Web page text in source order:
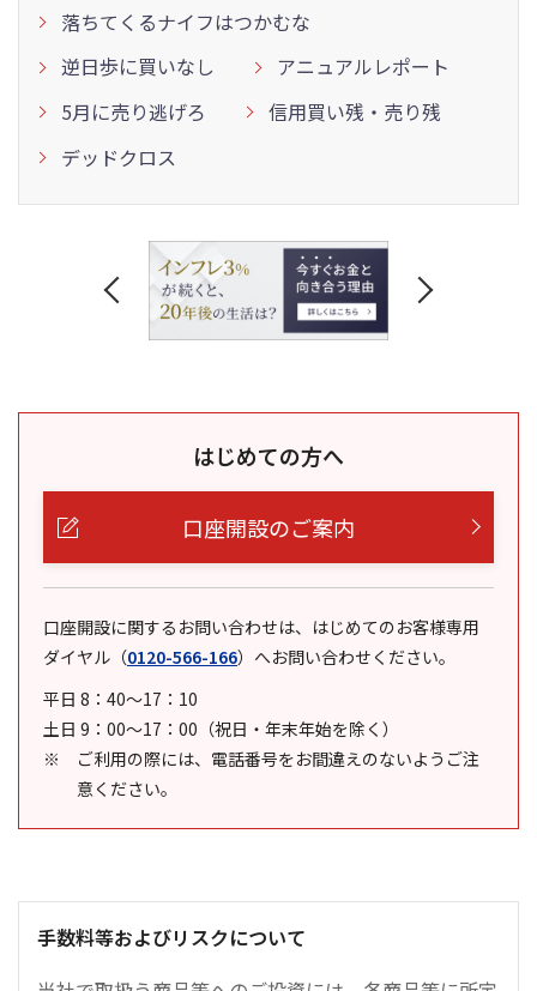
落ちてくるナイフはつかむな
逆日歩に買いなし
アニュアルレポート
5月に売り逃げろ
信用買い残・売り残
デッドクロス
はじめての方へ
口座開設のご案内
口座開設に関するお問い合わせは、はじめてのお客様専用
ダイヤル （0120-566-166） へお問い合わせください。
平日 8：40～17：10
土日 9：00～17：00（祝日・年末年始を除く）
ご利用の際には、電話番号をお間違えのないようご注
意ください。
手数料等およびリスクについて